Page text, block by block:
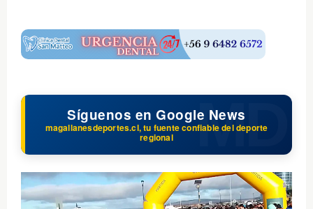
Síguenos en Google News
magallanesdeportes.cl, tu fuente confiable del deporte
regional